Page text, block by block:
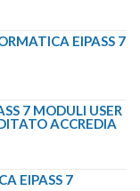
EIPASS 7
7 MODULI USER
ACCREDIA
EIPASS 7